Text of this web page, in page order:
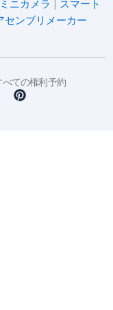
ミニカメラ
スマート
センブリメーカー
ての権利予約
ピ